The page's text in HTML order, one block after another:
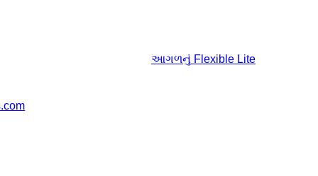
આગળનું Flexible Lite